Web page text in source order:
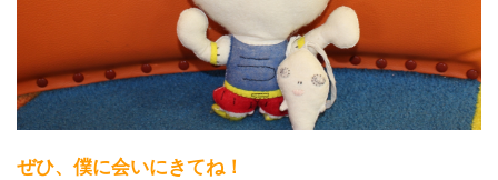
ぜひ、僕に会いにきてね！